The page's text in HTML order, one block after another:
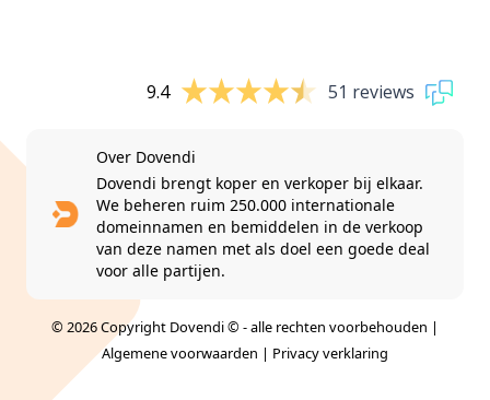
9.4 51 reviews
Over Dovendi
Dovendi brengt koper en verkoper bij elkaar.
We beheren ruim 250.000 internationale
domeinnamen en bemiddelen in de verkoop
van deze namen met als doel een goede deal
voor alle partijen.
© 2026 Copyright Dovendi © - alle rechten voorbehouden |
Algemene voorwaarden | Privacy verklaring